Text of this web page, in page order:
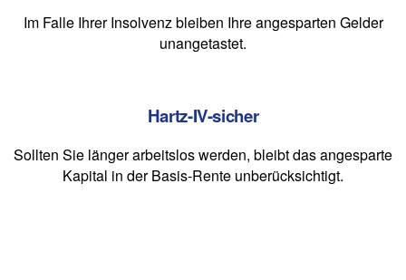
Im Falle Ihrer Insolvenz bleiben Ihre angesparten Gelder
unangetastet.
Hartz-IV-sicher
Sollten Sie länger arbeitslos werden, bleibt das angesparte
Kapital in der Basis-Rente unberücksichtigt.